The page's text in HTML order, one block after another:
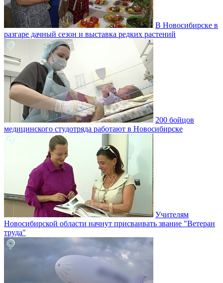
В Новосибирске в
разгаре дачный сезон и выставка редких растений
200 бойцов
медицинского студотряда работают в Новосибирске
Учителям
Новосибирской области начнут присваивать звание "Ветеран
труда"